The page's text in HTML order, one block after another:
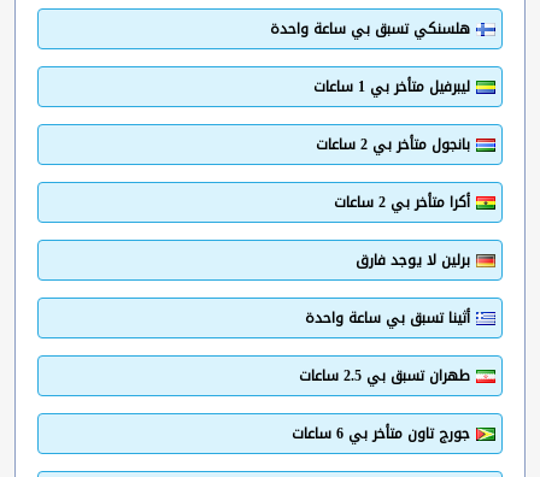
هلسنكي تسبق بي ساعة واحدة
ليبرفيل متأخر بي 1 ساعات
بانجول متأخر بي 2 ساعات
أكرا متأخر بي 2 ساعات
برلين لا يوجد فارق
أثينا تسبق بي ساعة واحدة
طهران تسبق بي 2.5 ساعات
جورج تاون متأخر بي 6 ساعات